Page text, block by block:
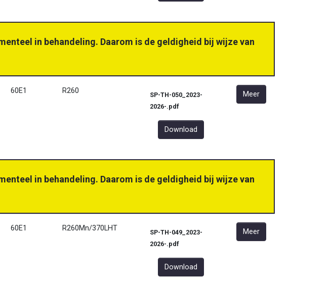
in behandeling. Daarom is de geldigheid bij wijze van
60E1 R260
SP-TH-050_2023-
2026-.pdf
Download
Meer
in behandeling. Daarom is de geldigheid bij wijze van
60E1 R260Mn/370LHT
SP-TH-049_2023-
2026-.pdf
Download
Meer